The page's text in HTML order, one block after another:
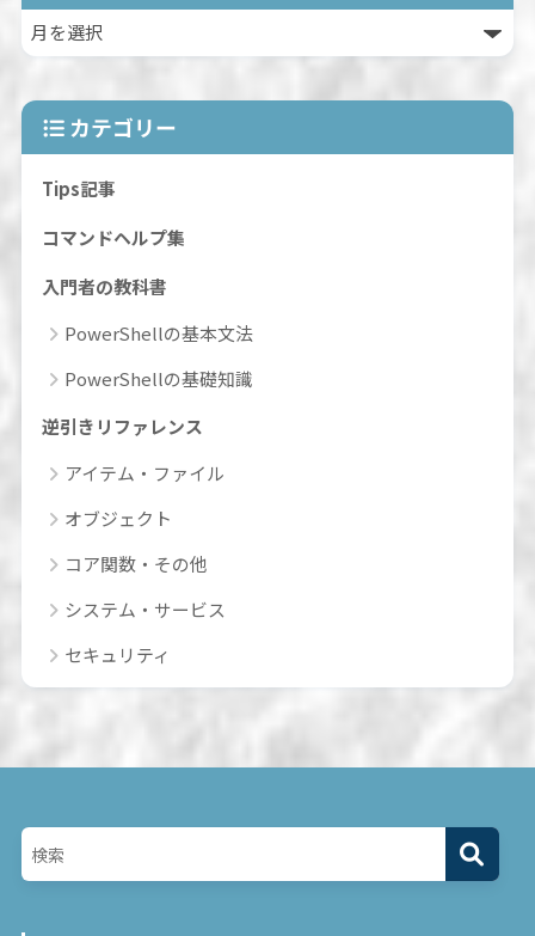
カテゴリー
Tips記事
コマンドヘルプ集
入門者の教科書
PowerShellの基本文法
PowerShellの基礎知識
逆引きリファレンス
アイテム・ファイル
オブジェクト
コア関数・その他
システム・サービス
セキュリティ